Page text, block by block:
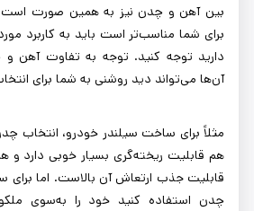
بین آهن و چدن نیز به همین صورت است.
برای شما مناسب‌تر است باید به کاربرد
دارید توجه کنید. توجه به تفاوت
آن‌ها می‌تواند دید روشنی به شما برای
مثلاً برای ساخت سیلندر خودرو، انتخاب
هم قابلیت ریخته‌گری بسیار خوبی دارد
قابلیت جذب ارتعاش آن بالاست. اما برای
چدن استفاده کنید خود را به‌سوی